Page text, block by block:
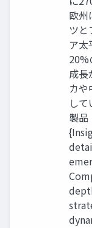
欧州
ツと
ア太
20%
成長
カ
し
製品